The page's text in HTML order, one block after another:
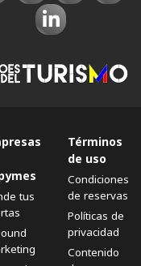
tus
Términos
de uso
Condiciones
de reservas
Políticas de
privacidad
Contenido